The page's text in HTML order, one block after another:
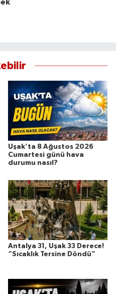
Uşak’ta 8 Ağustos 2026
Cumartesi günü hava
durumu nasıl?
Antalya 31, Uşak 33 Derece!
“Sıcaklık Tersine Döndü”